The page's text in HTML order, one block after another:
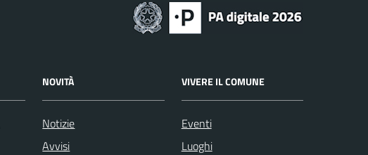
NOVITÀ
Notizie
Avvisi
VIVERE IL COMUNE
Eventi
Luoghi